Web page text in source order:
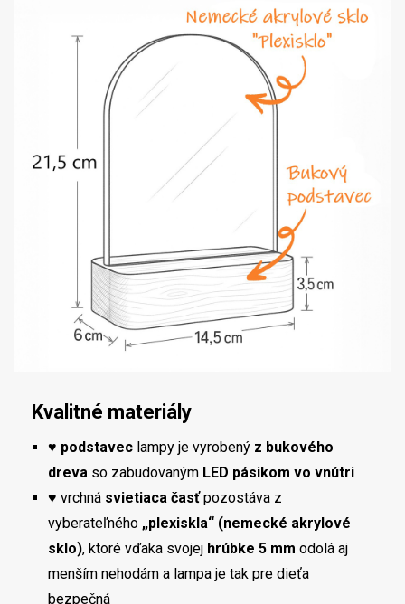
Kvalitné materiály
♥ podstavec lampy je vyrobený z bukového
dreva so zabudovaným LED pásikom vo vnútri
♥ vrchná svietiaca časťpozostáva z
vyberateľného „plexiskla“ (nemecké akrylové
sklo), ktoré vďaka svojej hrúbke 5 mm odolá aj
menším nehodám a lampa je tak pre dieťa
bezpečná